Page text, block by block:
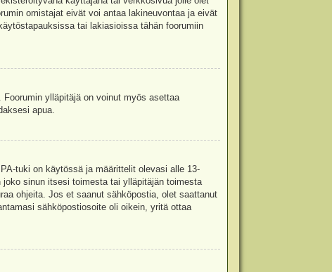
omistajat eivät voi antaa lakineuvontaa ja eivät
tai lakiasioissa tähän foorumiin
ylläpitäjä on voinut myös asettaa
apua.
tuki on käytössä ja määrittelit olevasi alle 13-
sinun itsesi toimesta tai ylläpitäjän toimesta
ohjeita. Jos et saanut sähköpostia, olet saattanut
sähköpostiosoite oli oikein, yritä ottaa